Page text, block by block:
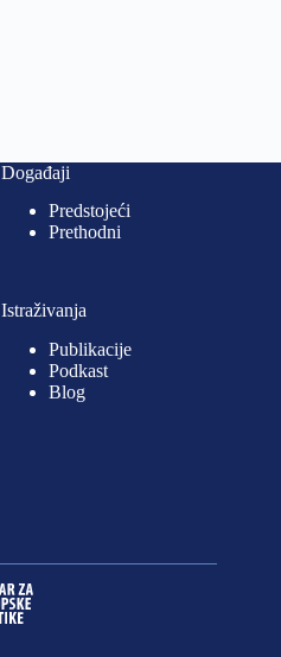
Događaji
Predstojeći
Prethodni
Istraživanja
Publikacije
Podkast
Blog